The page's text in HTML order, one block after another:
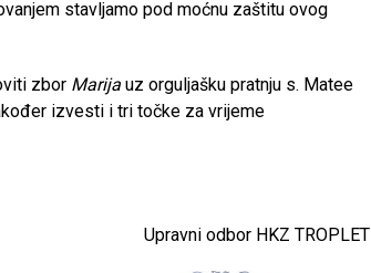
stavljamo pod moćnu zaštitu ovog
zbor Marija uz orguljašku pratnju s. Matee
izvesti i tri točke za vrijeme
Upravni odbor HKZ TROPLET